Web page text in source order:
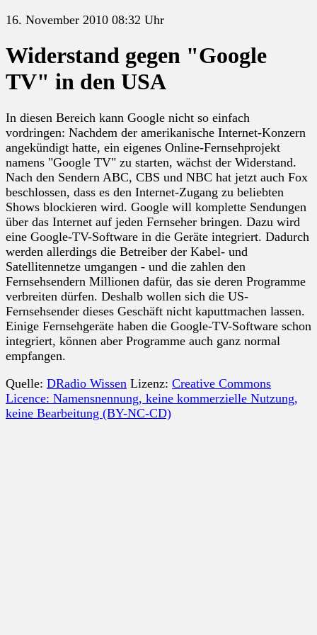
16. November 2010 08:32 Uhr
Widerstand gegen "Google
TV" in den USA
In diesen Bereich kann Google nicht so einfach
vordringen: Nachdem der amerikanische Internet-Konzern
angekündigt hatte, ein eigenes Online-Fernsehprojekt
namens "Google TV" zu starten, wächst der Widerstand.
Nach den Sendern ABC, CBS und NBC hat jetzt auch Fox
beschlossen, dass es den Internet-Zugang zu beliebten
Shows blockieren wird. Google will komplette Sendungen
über das Internet auf jeden Fernseher bringen. Dazu wird
eine Google-TV-Software in die Geräte integriert. Dadurch
werden allerdings die Betreiber der Kabel- und
Satellitennetze umgangen - und die zahlen den
Fernsehsendern Millionen dafür, das sie deren Programme
verbreiten dürfen. Deshalb wollen sich die US-
Fernsehsender dieses Geschäft nicht kaputtmachen lassen.
Einige Fernsehgeräte haben die Google-TV-Software schon
integriert, können aber Programme auch ganz normal
empfangen.
Quelle: DRadio Wissen Lizenz: Creative Commons
Licence: Namensnennung, keine kommerzielle Nutzung,
keine Bearbeitung (BY-NC-CD)